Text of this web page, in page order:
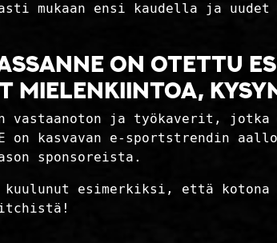
mukaan ensi kaudella ja
on otettu
vastaanoton ja työkaverit,
on kasvavan e-sportstrendin
sponsoreista.
kuulunut esimerkiksi, että